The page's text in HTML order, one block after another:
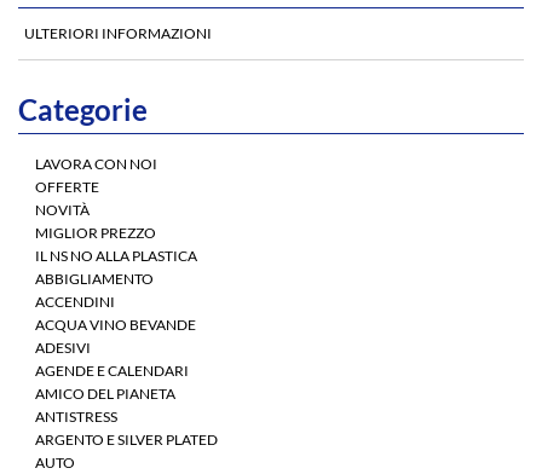
ULTERIORI INFORMAZIONI
Categorie
LAVORA CON NOI
OFFERTE
NOVITÀ
MIGLIOR PREZZO
IL NS NO ALLA PLASTICA
ABBIGLIAMENTO
ACCENDINI
ACQUA VINO BEVANDE
ADESIVI
AGENDE E CALENDARI
AMICO DEL PIANETA
ANTISTRESS
ARGENTO E SILVER PLATED
AUTO